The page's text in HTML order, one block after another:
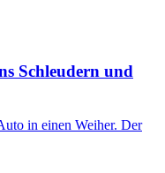
Schleudern und
in einen Weiher. Der